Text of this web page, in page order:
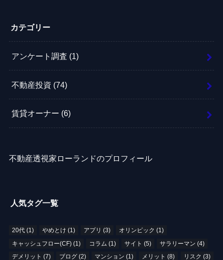
カテゴリー
アンケート調査 (1)
不動産投資 (74)
賃貸オーナー (6)
不動産透視家ローランドのプロフィール
人気タグ一覧
20代(1) やめとけ (1) アプリ (3) オリンピック (1)
キャッシュフロー(CF)(1) コラム (1) サイト (5) サラリーマン (4)
デメリット (7) ブログ (2) マンション (1) メリット (8) リスク (3)